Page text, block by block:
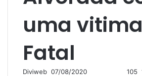
uma vitima
Fatal
Diviweb Mande
07/08/2020 105